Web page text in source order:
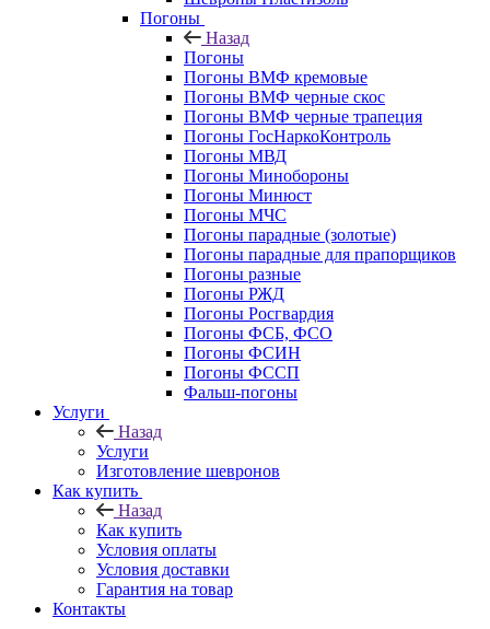
Погоны
Назад
Погоны
Погоны ВМФ кремовые
Погоны ВМФ черные скос
Погоны ВМФ черные трапеция
Погоны ГосНаркоКонтроль
Погоны МВД
Погоны Минобороны
Погоны Минюст
Погоны МЧС
Погоны парадные (золотые)
Погоны парадные для прапорщиков
Погоны разные
Погоны РЖД
Погоны Росгвардия
Погоны ФСБ, ФСО
Погоны ФСИН
Погоны ФССП
Фальш-погоны
Услуги
Назад
Услуги
Изготовление шевронов
Как купить
Назад
Как купить
Условия оплаты
Условия доставки
Гарантия на товар
Контакты